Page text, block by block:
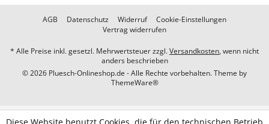
AGB Datenschutz Widerruf
Cookie-Einstellungen
Vertrag widerrufen
* Alle Preise inkl. gesetzl. Mehrwertsteuer zzgl.Versandkosten, wenn nicht
anders beschrieben
© 2026 Pluesch-Onlineshop.de - Alle Rechte vorbehalten. Theme by
ThemeWare®